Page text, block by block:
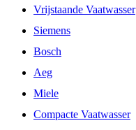
Vrijstaande Vaatwasser
Siemens
Bosch
Aeg
Miele
Compacte Vaatwasser